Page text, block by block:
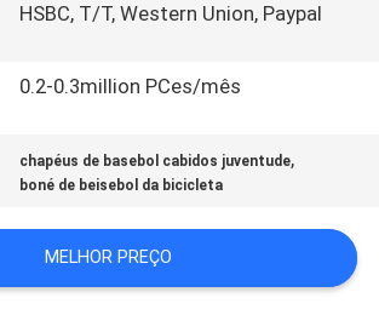
HSBC, T/T, Western Union, Paypal
0.2-0.3million PCes/mês
chapéus de basebol cabidos juventude,
boné de beisebol da bicicleta
MELHOR PREÇO